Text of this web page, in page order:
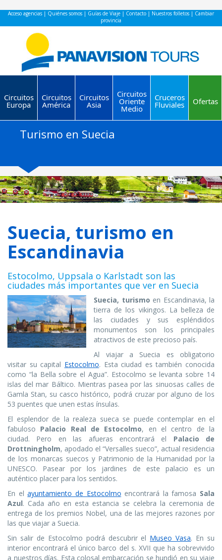
Acceso agencias | Quiénes somos | Guías de Viaje | Contacto | Nuestros folletos | Cambiar
provincia
Circuitos
Europa
Circuitos
América
Circuitos
Asia
Circuitos
Oriente
Medio
Cruceros
Fluviales Ofertas
Turismo en Suecia
Suecia, turismo en
Escandinavia
Estocolmo, Uppsala o Karlstadt son las
ciudades más importantes que ver en Suecia
Suecia, turismo en Escandinavia, la
tierra de los vikingos. La belleza de
las ciudades y sus espléndidos
monumentos son los principales
atractivos de este precioso país.
Al viajar a Suecia es obligatorio
visitar su capital Estocolmo. Esta ciudad es también conocida
como “la Bella sobre el Agua”. Estocolmo se levanta sobre 14
islas del mar Báltico. Mientras pasea por las sinuosas calles de
Gamla Stan, su casco histórico, podrá cruzar por alguno de los
53 puentes que unen estas ínsulas.
El esplendor de la realeza sueca se puede contemplar en el
fabuloso Palacio Real de Estocolmo, en el centro de la
ciudad. Pero en las afueras encontrará el Palacio de
Drottningholm, apodado el “Versalles sueco”, actual residencia
de los monarcas suecos y Patrimonio de la Humanidad por la
UNESCO. Pasear por los jardines de este palacio es un
auténtico placer para los sentidos.
En elayuntamiento de Estocolmo encontrará la famosa Sala
Azul. Cada año en esta estancia se celebra la ceremonia de
entrega de los premios Nobel, una de las mejores razones por
las que viajar a Suecia.
Sin salir de Estocolmo podrá descubrir el Museo Vasa. En su
interior encontrará el único barco del s. XVII que ha sobrevivido
a nuestros días. Esta colosal embarcación se hundió en su viaje